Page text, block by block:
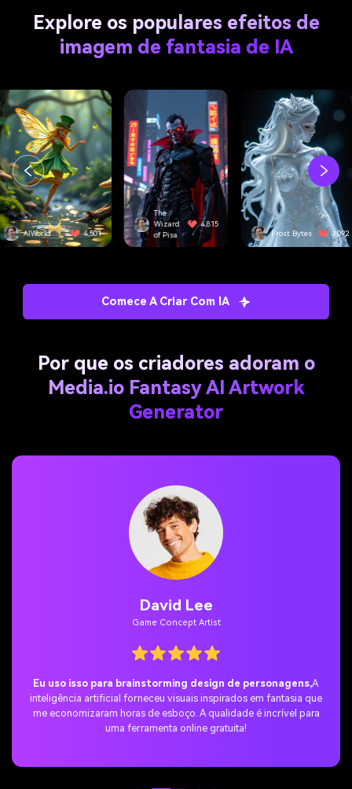
Explore os populares efeitos de
imagem de fantasia de IA
AIWorld 4,501
The
Wizard
of Pisa
4,815
Frost Bytes
3,092
Comece A Criar Com IA
Por que os criadores adoram o
Media.io Fantasy AI Artwork
Generator
David Lee
Game Concept Artist
Eu uso isso para brainstorming design de personagens,A
inteligência artificial forneceu visuais inspirados em fantasia que
me economizaram horas de esboço. A qualidade é incrível para
uma ferramenta online gratuita!